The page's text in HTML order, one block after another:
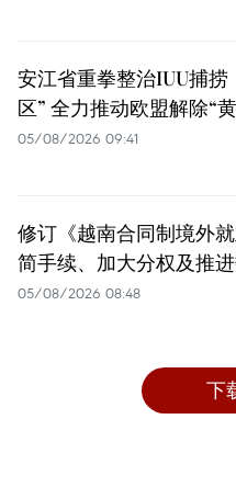
安江省重拳整治IUU捕捞
区” 全力推动欧盟解除“
05/08/2026 09:41
修订《越南合同制境外
简手续、加大分权及推
05/08/2026 08:48
下